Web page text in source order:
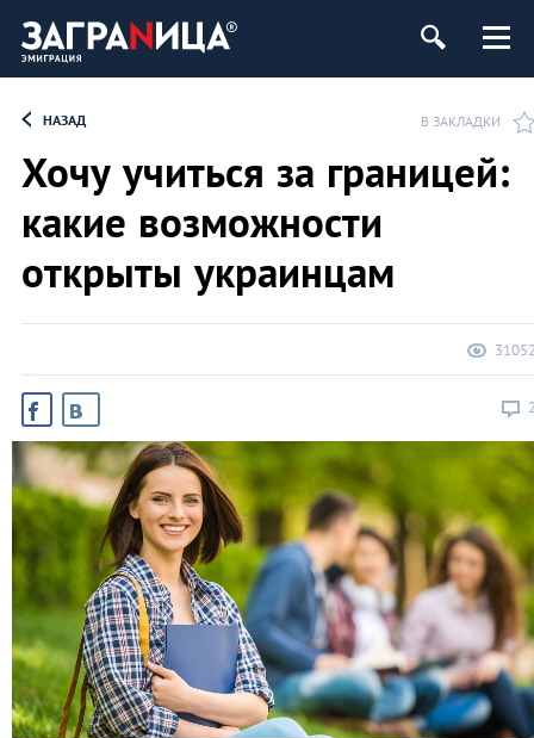
НАЗАД В ЗАКЛАДКИ
Хочу учиться за границей:
какие возможности
открыты украинцам